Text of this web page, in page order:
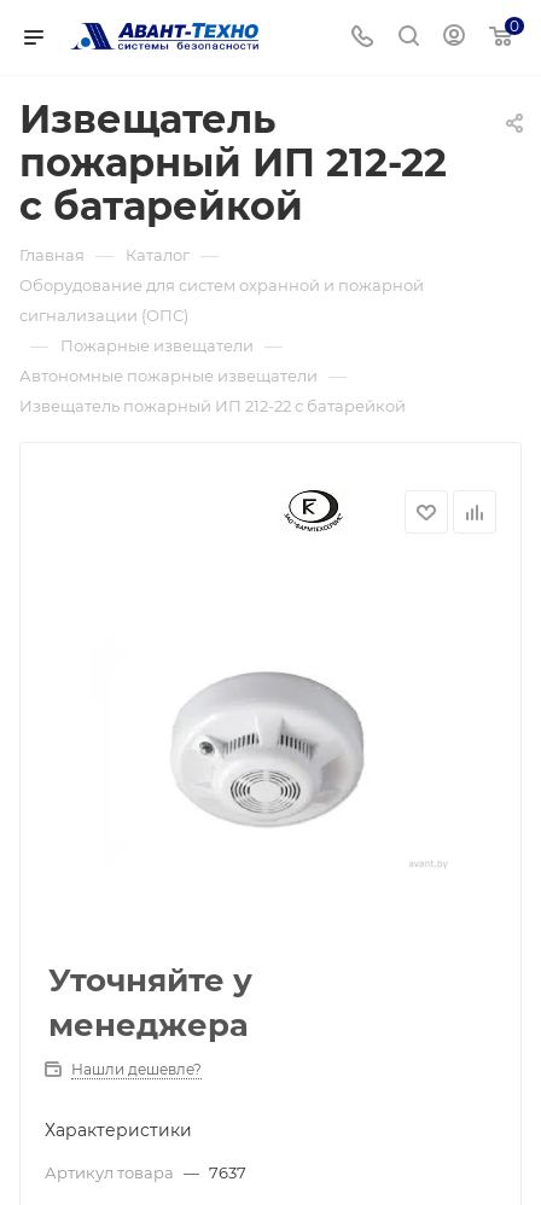
0
Извещатель
пожарный ИП 212-22
с батарейкой
Главная — Каталог —
Оборудование для систем охранной и пожарной
сигнализации (ОПС)
— Пожарные извещатели —
Автономные пожарные извещатели —
Извещатель пожарный ИП 212-22 с батарейкой
Уточняйте у
менеджера
Нашли дешевле?
Характеристики
Артикул товара — 7637